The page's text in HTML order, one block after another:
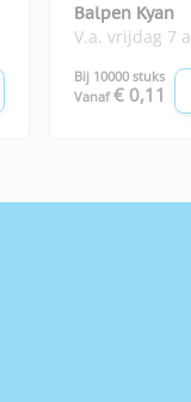
Balpen Kyan
V.a. vrijdag 7
Bij 10000 stuks
Vanaf € 0,11